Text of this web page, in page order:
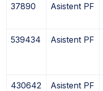
37890 Asistent PF
539434 Asistent PF
430642 Asistent PF